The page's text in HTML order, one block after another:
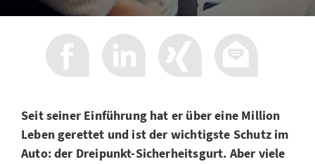
Seit seiner Einführung hat er über eine Million
Leben gerettet und ist der wichtigste Schutz im
Auto: der Dreipunkt-Sicherheitsgurt. Aber viele